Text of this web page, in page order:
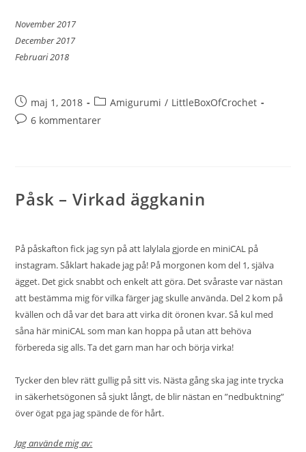
November 2017
December 2017
Februari 2018
maj 1, 2018 Amigurumi / LittleBoxOfCrochet
6 kommentarer
Påsk – Virkad äggkanin
På påskafton fick jag syn på att lalylala gjorde en miniCAL på
instagram. Såklart hakade jag på! På morgonen kom del 1, själva
ägget. Det gick snabbt och enkelt att göra. Det svåraste var nästan
att bestämma mig för vilka färger jag skulle använda. Del 2 kom på
kvällen och då var det bara att virka dit öronen kvar. Så kul med
såna här miniCAL som man kan hoppa på utan att behöva
förbereda sig alls. Ta det garn man har och börja virka!
Tycker den blev rätt gullig på sitt vis. Nästa gång ska jag inte trycka
in säkerhetsögonen så sjukt långt, de blir nästan en ”nedbuktning”
över ögat pga jag spände de för hårt.
Jag använde mig av: